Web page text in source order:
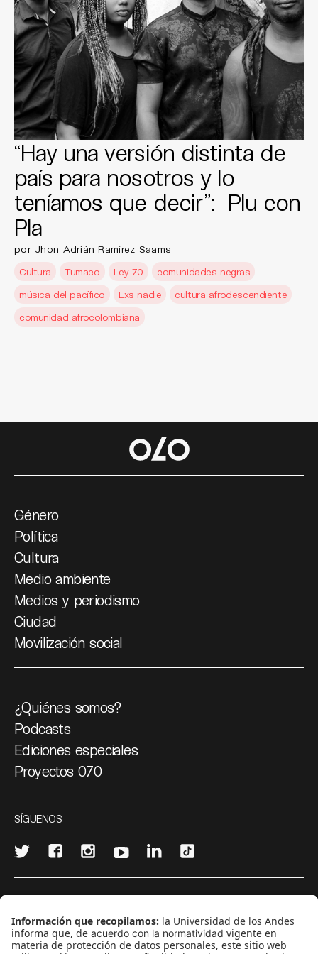
“Hay una versión distinta de
país para nosotros y lo
teníamos que decir”: Plu con
Pla
por Jhon Adrián Ramírez Saams
Cultura
Tumaco Ley 70
comunidades negras
música del pacífico
Lxs nadie
cultura afrodescendiente
comunidad afrocolombiana
Género
Política
Cultura
Medio ambiente
Medios y periodismo
Ciudad
Movilización social
¿Quiénes somos?
Podcasts
Ediciones especiales
Proyectos 070
SÍGUENOS
CONTÁCTANOS